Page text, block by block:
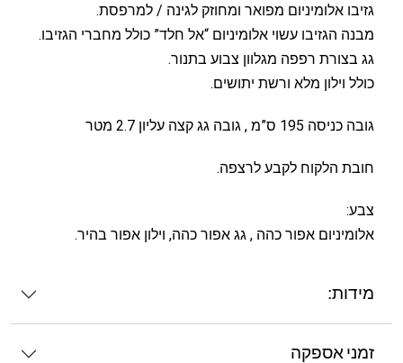
גזיבו אלומיניום מפואר ומחוזק לגינה / למרפסת.
מבנה הגזיבו עשוי אלומיניום “אל חלד” כולל מחברי הגזיבו.
גג בצורת רפפה מגלוון צבוע בתנור.
כולל וילון מלא ורשת יתושים.
גובה כניסה 195 ס”מ , גובה גג קצה עליון 2.7 מטר
חובת הלקוח לקבע לרצפה.
צבע:
אלומיניום אפור כהה , גג אפור כהה, וילון אפור בהיר.
מידות:
זמני אספקה